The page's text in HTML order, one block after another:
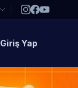
Giriş Yap